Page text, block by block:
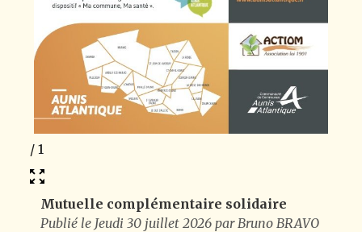
/1
Mutuelle complémentaire solidaire
Publié le Jeudi 30 juillet 2026 par Bruno BRAVO